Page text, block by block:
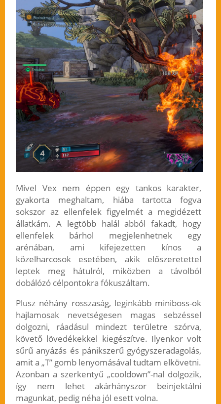
Mivel Vex nem éppen egy tankos karakter,
gyakorta meghaltam, hiába tartotta fogva
sokszor az ellenfelek figyelmét a megidézett
állatkám. A legtöbb halál abból fakadt, hogy
ellenfelek bárhol megjelenhetnek egy
arénában, ami kifejezetten kínos a
közelharcosok esetében, akik előszeretettel
leptek meg hátulról, miközben a távolból
dobálózó célpontokra fókuszáltam.
Plusz néhány rosszaság, leginkább miniboss-ok
hajlamosak nevetségesen magas sebzéssel
dolgozni, ráadásul mindezt területre szórva,
követő lövedékekkel kiegészítve. Ilyenkor volt
sűrű anyázás és pánikszerű gyógyszeradagolás,
amit a „T” gomb lenyomásával tudtam elkövetni.
Azonban a szerkentyű „cooldown”-nal dolgozik,
így nem lehet akárhányszor beinjektálni
magunkat, pedig néha jól esett volna.